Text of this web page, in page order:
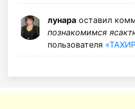
лунара оставил
познакомимся
пользователя